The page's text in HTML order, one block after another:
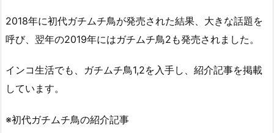
2018年に初代ガチムチ鳥が発売された結果、大きな話題を
呼び、翌年の2019年にはガチムチ鳥2も発売されました。
インコ生活でも、ガチムチ鳥1,2を入手し、紹介記事を掲載
しています。
※初代ガチムチ鳥の紹介記事